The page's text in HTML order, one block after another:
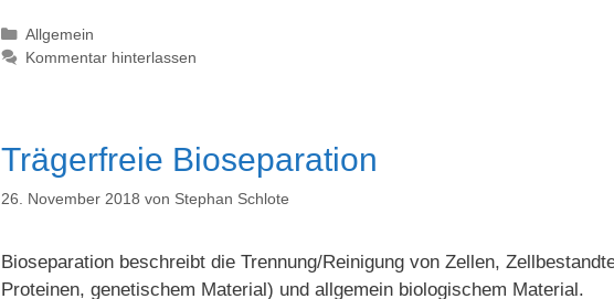
Kategorien
Allgemein
Kommentar hinterlassen
Trägerfreie Bioseparation
26. November 2018 von Stephan Schlote
Bioseparation beschreibt die Trennung/Reinigung von Zellen,
Proteinen, genetischem Material) und allgemein biologischem Material.